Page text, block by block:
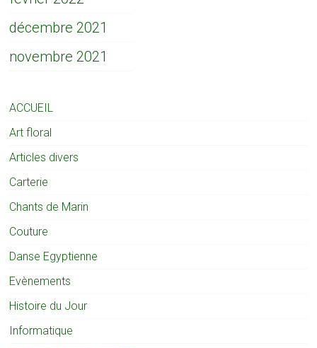
décembre 2021
novembre 2021
ACCUEIL
Art floral
Articles divers
Carterie
Chants de Marin
Couture
Danse Egyptienne
Evènements
Histoire du Jour
Informatique